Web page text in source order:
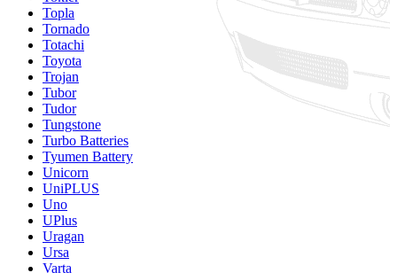
Topla
Tornado
Totachi
Toyota
Trojan
Tubor
Tudor
Tungstone
Turbo Batteries
Tyumen Battery
Unicorn
UniPLUS
Uno
UPlus
Uragan
Ursa
Varta